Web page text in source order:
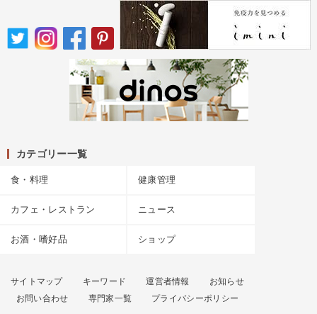
カテゴリー一覧
食・料理 健康管理
カフェ・レストラン ニュース
お酒・嗜好品 ショップ
サイトマップ キーワード 運営者情報
お知らせ
お問い合わせ
専門家一覧 プライバシーポリシー